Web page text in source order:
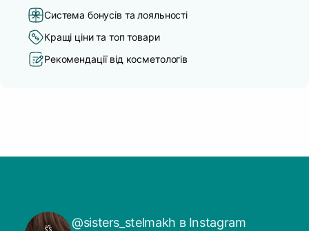
Система бонусів та лояльності
Кращі ціни та топ товари
Рекомендації від косметологів
@sisters_stelmakh в Instagram